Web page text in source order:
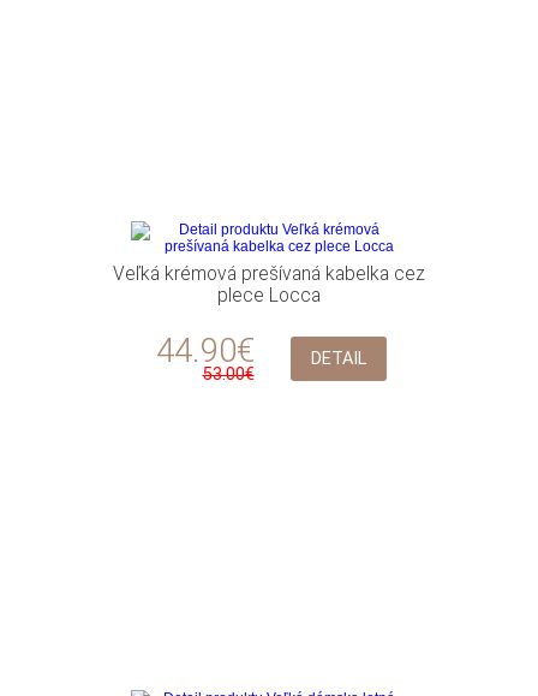
Veľká krémová prešívaná kabelka cez
plece Locca
44.90€
53.00€
DETAIL